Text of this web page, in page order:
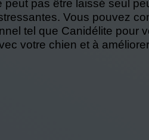
peut pas être laissé seul
Vous pouvez
tel que Canidélite pour
votre chien et à